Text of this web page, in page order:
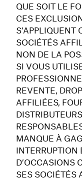
QUE SOIT LE
CES
S’APPLIQUENT
SOCIÉTÉS
NON DE LA
SI VOUS
REVENTE,
AFFILIÉES,
MANQUE À
INTERRUPTION
D’OCCASIONS
SES SOCIÉTÉS